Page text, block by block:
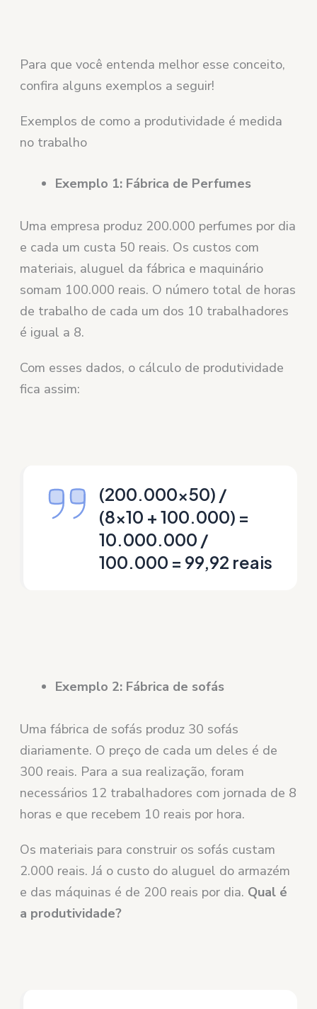
Para que você entenda melhor esse conceito,
confira alguns exemplos a seguir!
Exemplos de como a produtividade é medida
no trabalho
Exemplo 1: Fábrica de Perfumes
Uma empresa produz 200.000 perfumes por dia
e cada um custa 50 reais. Os custos com
materiais, aluguel da fábrica e maquinário
somam 100.000 reais. O número total de horas
de trabalho de cada um dos 10 trabalhadores
é igual a 8.
Com esses dados, o cálculo de produtividade
fica assim:
(200.000×50) /
(8×10 + 100.000) =
10.000.000 /
100.000 = 99,92 reais
Exemplo 2: Fábrica de sofás
Uma fábrica de sofás produz 30 sofás
diariamente. O preço de cada um deles é de
300 reais. Para a sua realização, foram
necessários 12 trabalhadores com jornada de 8
horas e que recebem 10 reais por hora.
Os materiais para construir os sofás custam
2.000 reais. Já o custo do aluguel do armazém
e das máquinas é de 200 reais por dia. Qual é
a produtividade?